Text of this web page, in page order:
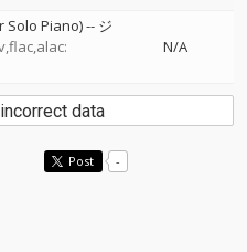
Solo Piano)-- ジ
N/A
data
Post -